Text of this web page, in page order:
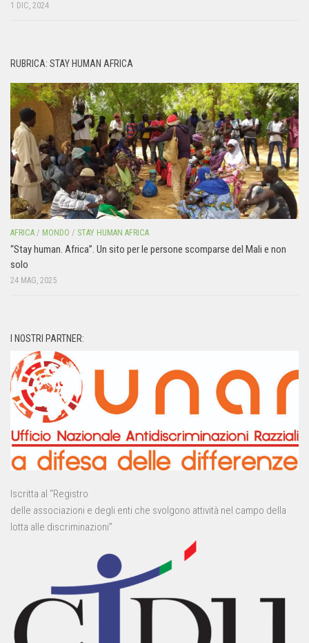
1 DIC, 2024
RUBRICA: STAY HUMAN AFRICA
AFRICA / MONDO / STAY HUMAN AFRICA
“Stay human. Africa”. Un sito per le persone scomparse del Mali e non
solo
24 MAG, 2025
I NOSTRI PARTNER:
Iscritta al “Registro
delle associazioni e degli enti che svolgono attività nel campo della
lotta alle discriminazioni”